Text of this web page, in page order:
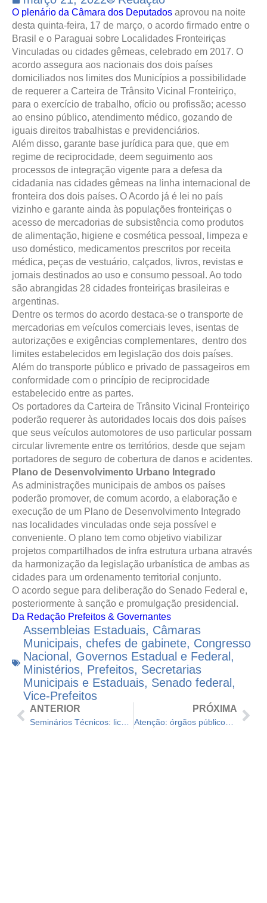
O plenário da Câmara dos Deputados aprovou na noite
desta quinta-feira, 17 de março, o acordo firmado entre o
Brasil e o Paraguai sobre Localidades Fronteiriças
Vinculadas ou cidades gêmeas, celebrado em 2017. O
acordo assegura aos nacionais dos dois países
domiciliados nos limites dos Municípios a possibilidade
de requerer a Carteira de Trânsito Vicinal Fronteiriço,
para o exercício de trabalho, ofício ou profissão; acesso
ao ensino público, atendimento médico, gozando de
iguais direitos trabalhistas e previdenciários.
Além disso, garante base jurídica para que, que em
regime de reciprocidade, deem seguimento aos
processos de integração vigente para a defesa da
cidadania nas cidades gêmeas na linha internacional de
fronteira dos dois países. O Acordo já é lei no país
vizinho e garante ainda às populações fronteiriças o
acesso de mercadorias de subsistência como produtos
de alimentação, higiene e cosmética pessoal, limpeza e
uso doméstico, medicamentos prescritos por receita
médica, peças de vestuário, calçados, livros, revistas e
jornais destinados ao uso e consumo pessoal. Ao todo
são abrangidas 28 cidades fronteiriças brasileiras e
argentinas.
Dentre os termos do acordo destaca-se o transporte de
mercadorias em veículos comerciais leves, isentas de
autorizações e exigências complementares, dentro dos
limites estabelecidos em legislação dos dois países.
Além do transporte público e privado de passageiros em
conformidade com o princípio de reciprocidade
estabelecido entre as partes.
Os portadores da Carteira de Trânsito Vicinal Fronteiriço
poderão requerer às autoridades locais dos dois países
que seus veículos automotores de uso particular possam
circular livremente entre os territórios, desde que sejam
portadores de seguro de cobertura de danos e acidentes.
Plano de Desenvolvimento Urbano Integrado
As administrações municipais de ambos os países
poderão promover, de comum acordo, a elaboração e
execução de um Plano de Desenvolvimento Integrado
nas localidades vinculadas onde seja possível e
conveniente. O plano tem como objetivo viabilizar
projetos compartilhados de infra estrutura urbana através
da harmonização da legislação urbanística de ambas as
cidades para um ordenamento territorial conjunto.
O acordo segue para deliberação do Senado Federal e,
posteriormente à sanção e promulgação presidencial.
Da Redação Prefeitos & Governantes
Assembleias Estaduais, Câmaras
Municipais, chefes de gabinete, Congresso
Nacional , Governos Estadual e Federal ,
Ministérios, Prefeitos, Secretarias
Municipais e Estaduais, Senado federal ,
Vice-Prefeitos
ANTERIOR
Seminários Técnicos: licenciamento de antenas 5G e proposta para apoiar municípios
PRÓXIMA
Atenção: órgãos públicos municipais devem entregar a DCTFWeb; declaração é obrigatória